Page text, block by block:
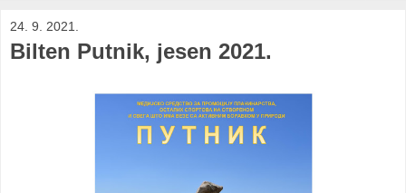
24. 9. 2021.
Bilten Putnik, jesen 2021.